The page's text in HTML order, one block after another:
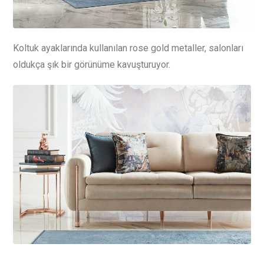
Koltuk ayaklarında kullanılan rose gold metaller, salonları
oldukça şık bir görünüme kavuşturuyor.